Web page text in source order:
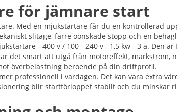
för jämnare start
Med en mjukstartare får du en kontrollerad
slitage, färre oönskade stopp och en
- 400 v / 100 - 240 v - 1,5 kw - 3 a.
det smart att utgå från motoreffekt, märkström,
överbelastning beroende på din driftprofil.
professionell i vardagen. Det kan vara extra
blir startförloppet stabilt och du minskar